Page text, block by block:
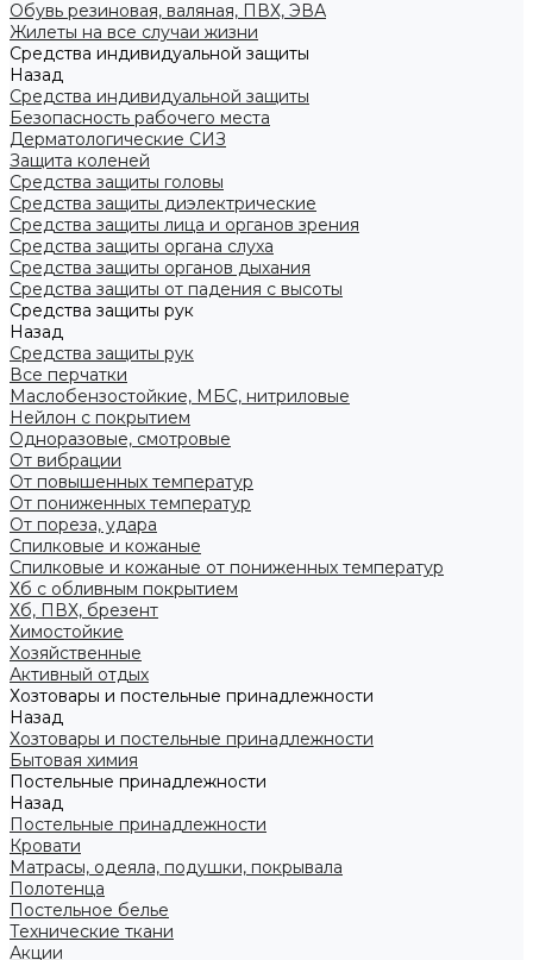
Обувь резиновая, валяная, ПВХ, ЭВА
Жилеты на все случаи жизни
Средства индивидуальной защиты
Назад
Средства индивидуальной защиты
Безопасность рабочего места
Дерматологические СИЗ
Защита коленей
Средства защиты головы
Средства защиты диэлектрические
Средства защиты лица и органов зрения
Средства защиты органа слуха
Средства защиты органов дыхания
Средства защиты от падения с высоты
Средства защиты рук
Назад
Средства защиты рук
Все перчатки
Маслобензостойкие, МБС, нитриловые
Нейлон с покрытием
Одноразовые, смотровые
От вибрации
От повышенных температур
От пониженных температур
От пореза, удара
Спилковые и кожаные
Спилковые и кожаные от пониженных температур
Хб с обливным покрытием
Хб, ПВХ, брезент
Химостойкие
Хозяйственные
Активный отдых
Хозтовары и постельные принадлежности
Назад
Хозтовары и постельные принадлежности
Бытовая химия
Постельные принадлежности
Назад
Постельные принадлежности
Кровати
Матрасы, одеяла, подушки, покрывала
Полотенца
Постельное белье
Технические ткани
Акции